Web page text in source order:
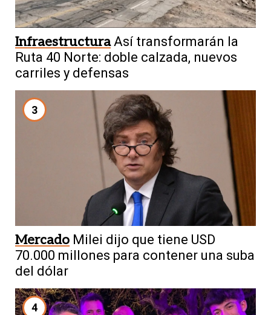
Infraestructura Así transformarán la
Ruta 40 Norte: doble calzada, nuevos
carriles y defensas
3
Mercado Milei dijo que tiene USD
70.000 millones para contener una suba
del dólar
4